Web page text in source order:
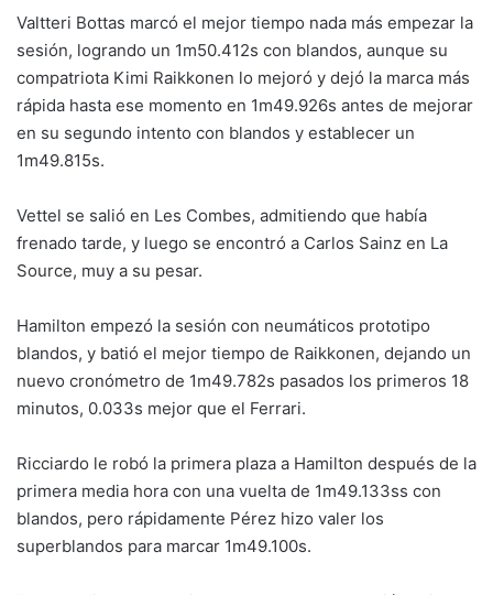
Valtteri Bottas marcó el mejor tiempo nada más empezar la
sesión, logrando un 1m50.412s con blandos, aunque su
compatriota Kimi Raikkonen lo mejoró y dejó la marca más
rápida hasta ese momento en 1m49.926s antes de mejorar
en su segundo intento con blandos y establecer un
1m49.815s.
Vettel se salió en Les Combes, admitiendo que había
frenado tarde, y luego se encontró a Carlos Sainz en La
Source, muy a su pesar.
Hamilton empezó la sesión con neumáticos prototipo
blandos, y batió el mejor tiempo de Raikkonen, dejando un
nuevo cronómetro de 1m49.782s pasados los primeros 18
minutos, 0.033s mejor que el Ferrari.
Ricciardo le robó la primera plaza a Hamilton después de la
primera media hora con una vuelta de 1m49.133ss con
blandos, pero rápidamente Pérez hizo valer los
superblandos para marcar 1m49.100s.